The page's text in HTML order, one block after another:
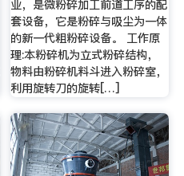
业，是微粉碎加工前道工序的配
套设备，它是粉碎与吸尘为一体
的新一代粗粉碎设备。 工作原
理:本粉碎机为立式粉碎结构，
物料由粉碎机料斗进入粉碎室，
利用旋转刀的旋转[…]